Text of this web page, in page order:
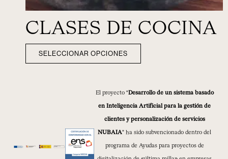
CLASES DE COCINA
SELECCIONAR OPCIONES
El proyecto “Desarrollo de un sistema basado
en Inteligencia Artificial para la gestión de
clientes y personalización de servicios
NUBAIA” ha sido subvencionado dentro del
programa de Ayudas para proyectos de